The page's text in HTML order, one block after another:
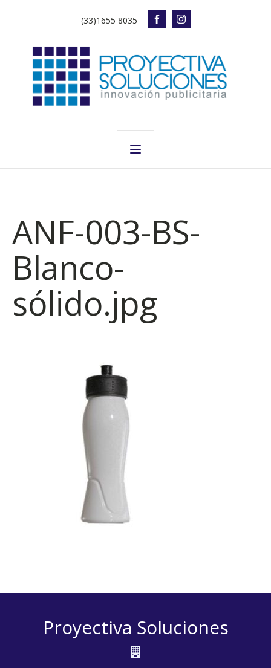
(33)1655 8035
ANF-003-BS-
Blanco-
sólido.jpg
Proyectiva Soluciones